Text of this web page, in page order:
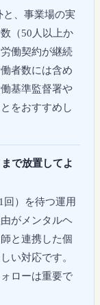
、事業場の実
（50人以上か
働契約が継続
者数には含め
基準監督署や
をおすすめし
で放置してよ
回）を待つ運用
がメンタルヘ
と連携した個
い対応です。
ローは重要で